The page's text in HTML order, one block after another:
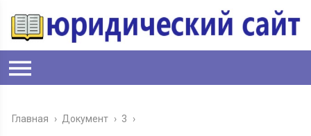
Главная › Документ › 3 ›